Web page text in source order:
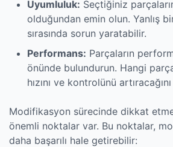
Uyumluluk: Seçtiğiniz
olduğundan emin olun. Yanlış
sırasında sorun yaratabilir.
Performans: Parçaların
önünde bulundurun. Hangi
hızını ve kontrolünü artıracağını
Modifikasyon sürecinde dikkat
önemli noktalar var. Bu noktalar,
daha başarılı hale getirebilir: